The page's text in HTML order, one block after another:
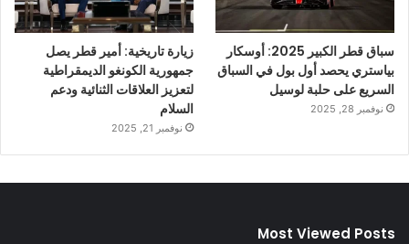
سباق قطر الكبير 2025: أوسكار
بياستري يحصد أول بول في السباق
السريع على حلبة لوسيل
نوفمبر 28, 2025
زيارة تاريخية: أمير قطر يصل
جمهورية الكونغو الديمقراطية
لتعزيز العلاقات الثنائية ودعم
السلام
نوفمبر 21, 2025
Most Viewed Posts